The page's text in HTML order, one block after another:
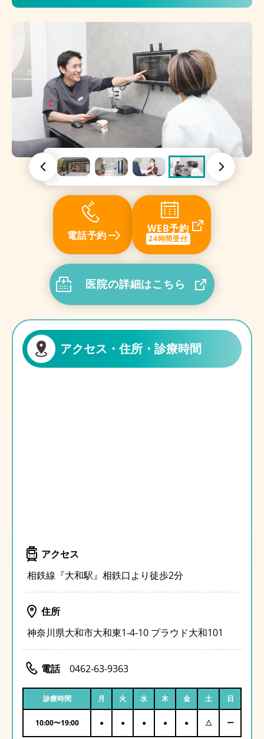
電話予約
WEB予約
24時間受付
医院の詳細はこちら
アクセス・住所・診療時間
アクセス
相鉄線『大和駅』相鉄口より徒歩2分
住所
神奈川県大和市大和東1-4-10 プラウド大和101
電話 0462-63-9363
診療時間 月 火 水 木 金 土 日
10:00〜19:00 ● ● ● ● ● △ ー